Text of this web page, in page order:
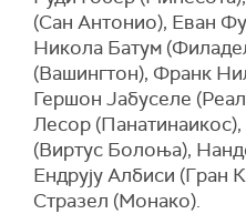
(Сан Антонио), Еван
Никола Батум
(Вашингтон), Франк
Гершон Јабуселе
Лесор (Панатинаикос),
(Виртус Болоња),
Ендрују Албиси (Гран
Стразел (Монако).